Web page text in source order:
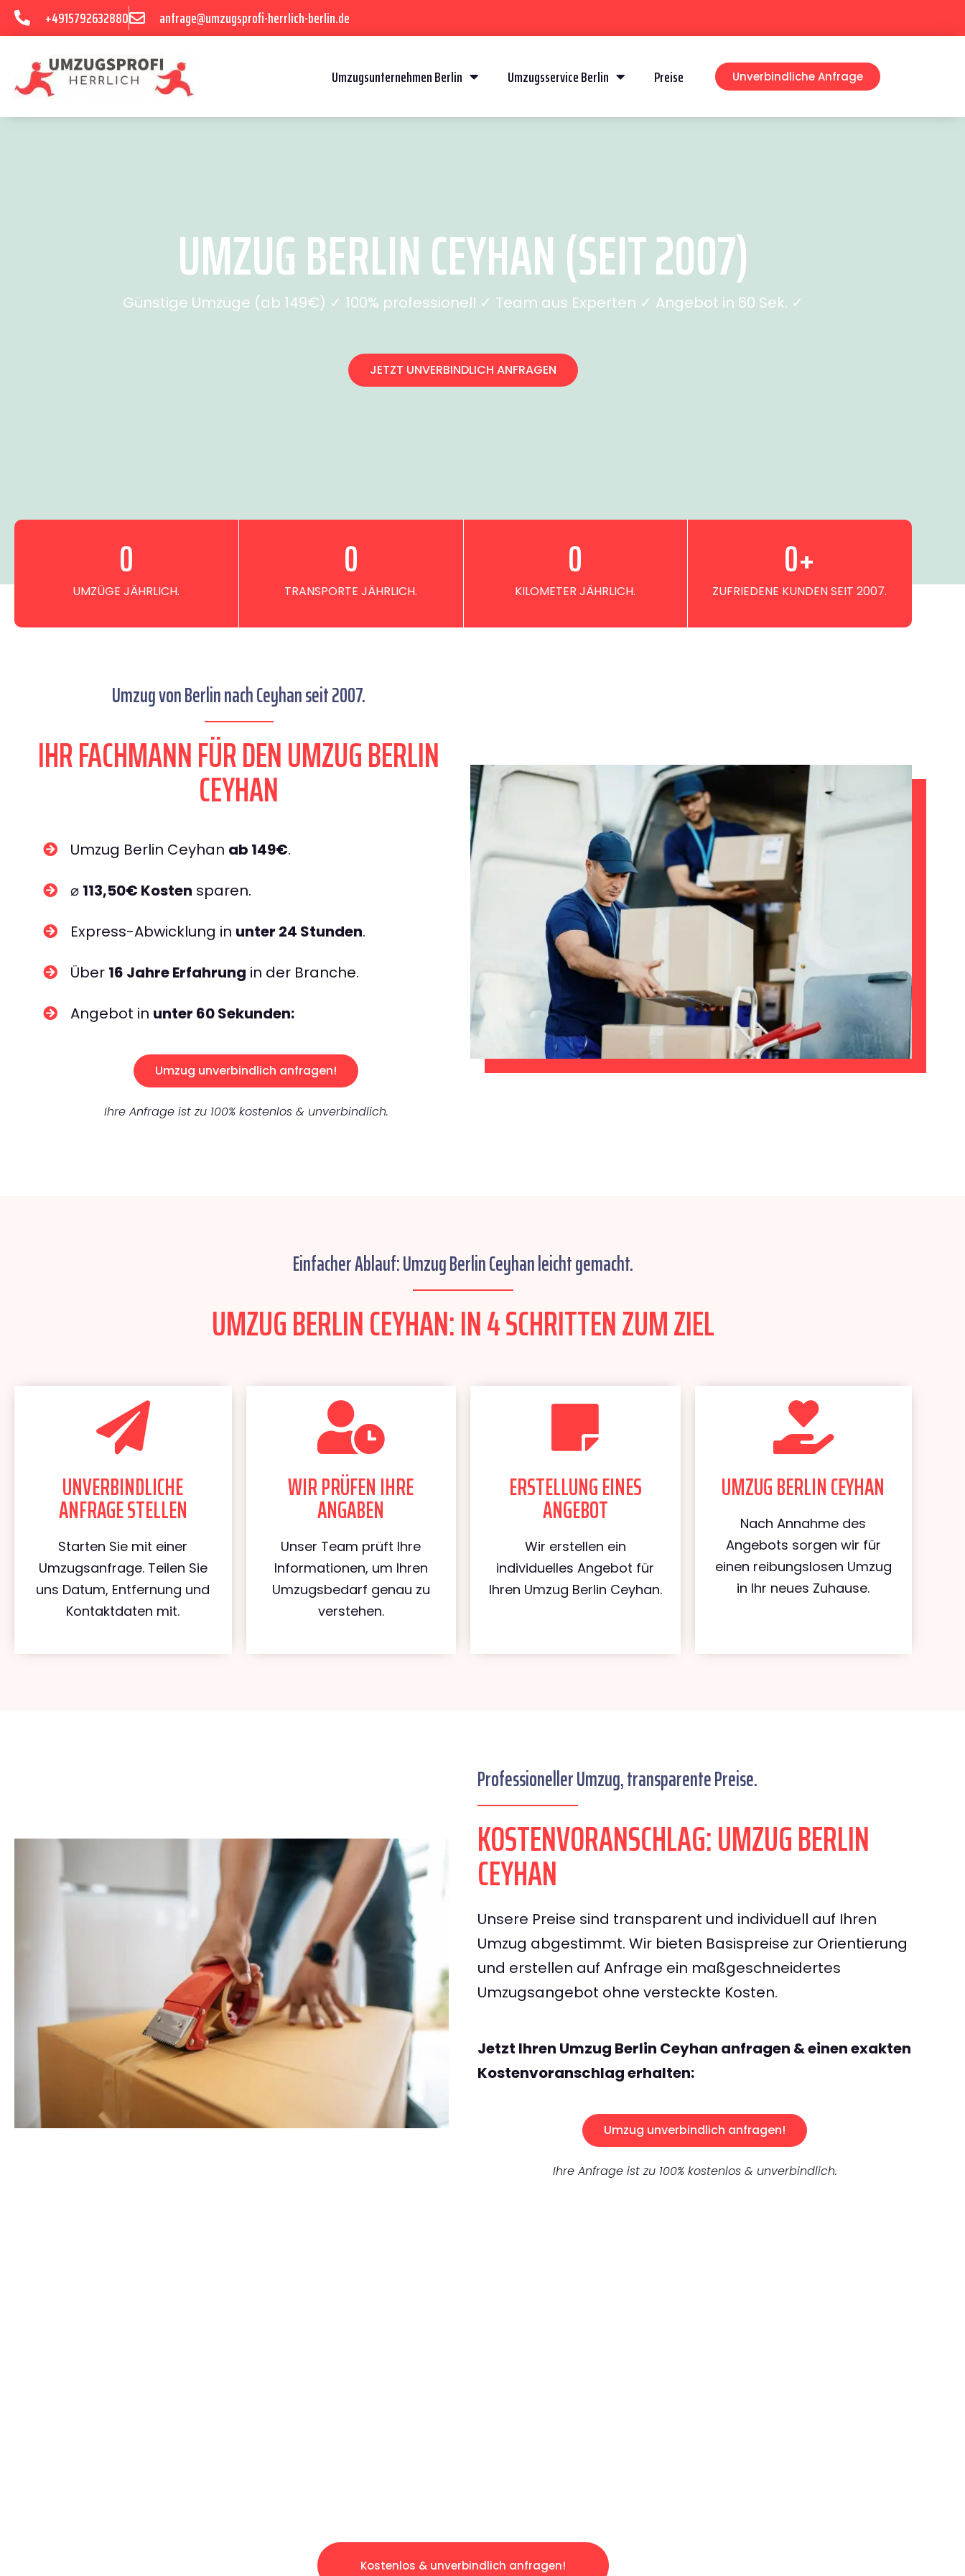
+4915792632880 anfrage@umzugsprofi-herrlich-berlin.de
Umzugsunternehmen Berlin Umzugsservice Berlin Preise Unverbindliche Anfrage
UMZUG BERLIN CEYHAN (SEIT 2007)
Günstige Umzüge (ab 149€) ✓ 100% professionell ✓ Team aus Experten ✓ Angebot in 60 Sek. ✓
JETZT UNVERBINDLICH ANFRAGEN
UMZÜGE JÄHRLICH.
0
TRANSPORTE JÄHRLICH.
0
KILOMETER JÄHRLICH.
0
ZUFRIEDENE KUNDEN SEIT 2007.
0+
Umzug von Berlin nach Ceyhan seit 2007.
IHR FACHMANN FÜR DEN UMZUG BERLIN
CEYHAN
Umzug Berlin Ceyhan ab 149€.
⌀ 113,50€ Kosten sparen.
Express-Abwicklung in unter 24 Stunden.
Über 16 Jahre Erfahrung in der Branche.
Angebot in unter 60 Sekunden:
Umzug unverbindlich anfragen!
Ihre Anfrage ist zu 100% kostenlos & unverbindlich.
Einfacher Ablauf: Umzug Berlin Ceyhan leicht gemacht.
UMZUG BERLIN CEYHAN: IN 4 SCHRITTEN ZUM ZIEL
UNVERBINDLICHE
ANFRAGE STELLEN
Starten Sie mit einer
Umzugsanfrage. Teilen Sie
uns Datum, Entfernung und
Kontaktdaten mit.
WIR PRÜFEN IHRE
ANGABEN
Unser Team prüft Ihre
Informationen, um Ihren
Umzugsbedarf genau zu
verstehen.
ERSTELLUNG EINES
ANGEBOT
Wir erstellen ein
individuelles Angebot für
Ihren Umzug Berlin Ceyhan.
UMZUG BERLIN CEYHAN
Nach Annahme des
Angebots sorgen wir für
einen reibungslosen Umzug
in Ihr neues Zuhause.
Professioneller Umzug, transparente Preise.
KOSTENVORANSCHLAG: UMZUG BERLIN
CEYHAN
Unsere Preise sind transparent und individuell auf Ihren
Umzug abgestimmt. Wir bieten Basispreise zur Orientierung
und erstellen auf Anfrage ein maßgeschneidertes
Umzugsangebot ohne versteckte Kosten.
Jetzt Ihren Umzug Berlin Ceyhan anfragen & einen exakten
Kostenvoranschlag erhalten:
Umzug unverbindlich anfragen!
Ihre Anfrage ist zu 100% kostenlos & unverbindlich.
Kostenlos & unverbindlich anfragen!